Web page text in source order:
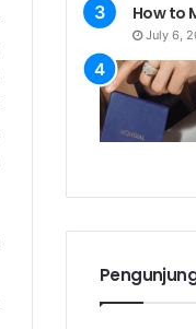
How to
July 6,